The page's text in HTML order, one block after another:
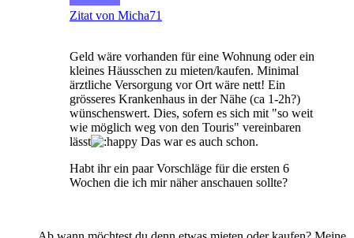
Zitat von Micha71
Geld wäre vorhanden für eine Wohnung oder ein
kleines Häusschen zu mieten/kaufen. Minimal
ärztliche Versorgung vor Ort wäre nett! Ein
grösseres Krankenhaus in der Nähe (ca 1-2h?)
wünschenswert. Dies, sofern es sich mit "so weit
wie möglich weg von den Touris" vereinbaren
lässt
Das war es auch schon.
Habt ihr ein paar Vorschläge für die ersten 6
Wochen die ich mir näher anschauen sollte?